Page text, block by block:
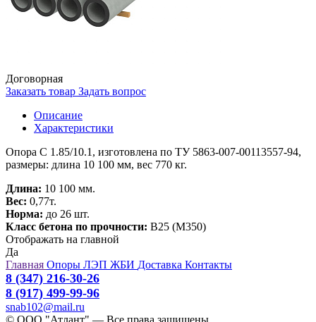
Договорная
Заказать товар Задать вопрос
Описание
Характеристики
Опора С 1.85/10.1, изготовлена по ТУ 5863-007-00113557-94,
размеры: длина 10 100 мм, вес 770 кг.
Длина: 10 100 мм.
Вес: 0,77т.
Норма: до 26 шт.
Класс бетона по прочности: B25 (M350)
Отображать на главной
Да
Главная Опоры ЛЭП ЖБИ Доставка Контакты
8 (347) 216-30-26
8 (917) 499-99-96
snab102@mail.ru
© ООО "Атлант" — Все права защищены